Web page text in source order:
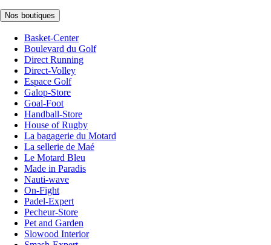
Nos boutiques
Basket-Center
Boulevard du Golf
Direct Running
Direct-Volley
Espace Golf
Galop-Store
Goal-Foot
Handball-Store
House of Rugby
La bagagerie du Motard
La sellerie de Maé
Le Motard Bleu
Made in Paradis
Nauti-wave
On-Fight
Padel-Expert
Pecheur-Store
Pet and Garden
Slowood Interior